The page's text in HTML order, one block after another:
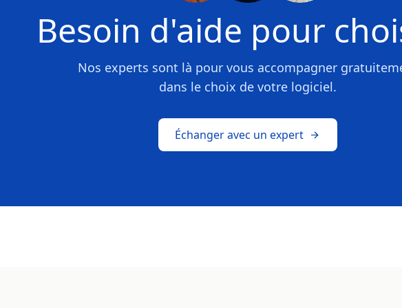
Besoin d'aide pour
Nos experts sont là pour vous accompagner
dans le choix de votre logiciel.
Échanger avec un expert